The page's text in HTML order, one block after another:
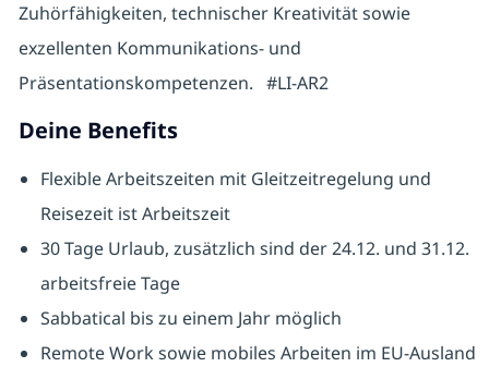
Zuhörfähigkeiten, technischer Kreativität sowie
exzellenten Kommunikations‑ und
Präsentationskompetenzen. #LI-AR2
Deine Benefits
Flexible Arbeitszeiten mit Gleitzeitregelung und
Reisezeit ist Arbeitszeit
30 Tage Urlaub, zusätzlich sind der 24.12. und 31.12.
arbeitsfreie Tage
Sabbatical bis zu einem Jahr möglich
Remote Work sowie mobiles Arbeiten im EU-Ausland